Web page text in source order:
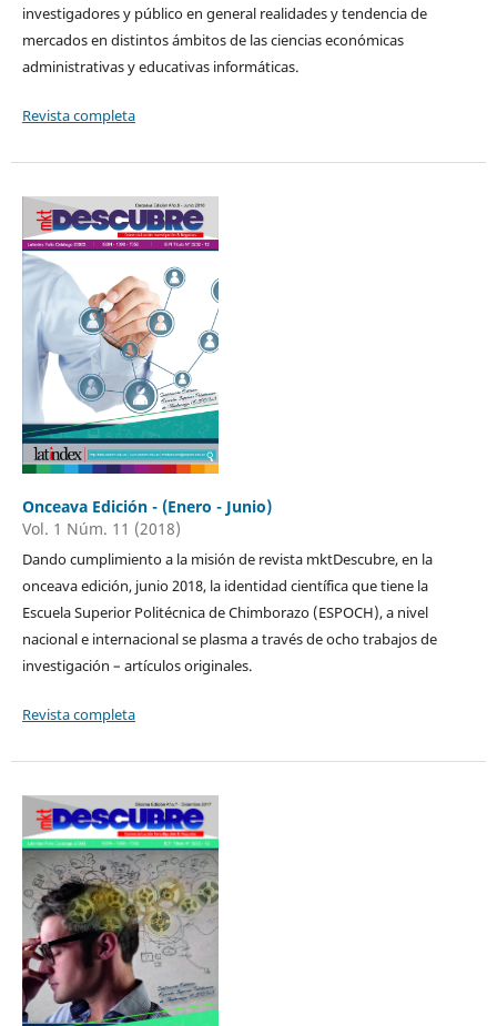
investigadores y público en general realidades y tendencia de
mercados en distintos ámbitos de las ciencias económicas
administrativas y educativas informáticas.
Revista completa
Onceava Edición - (Enero - Junio)
Vol. 1 Núm. 11 (2018)
Dando cumplimiento a la misión de revista mktDescubre, en la
onceava edición, junio 2018, la identidad científica que tiene la
Escuela Superior Politécnica de Chimborazo (ESPOCH), a nivel
nacional e internacional se plasma a través de ocho trabajos de
investigación – artículos originales.
Revista completa